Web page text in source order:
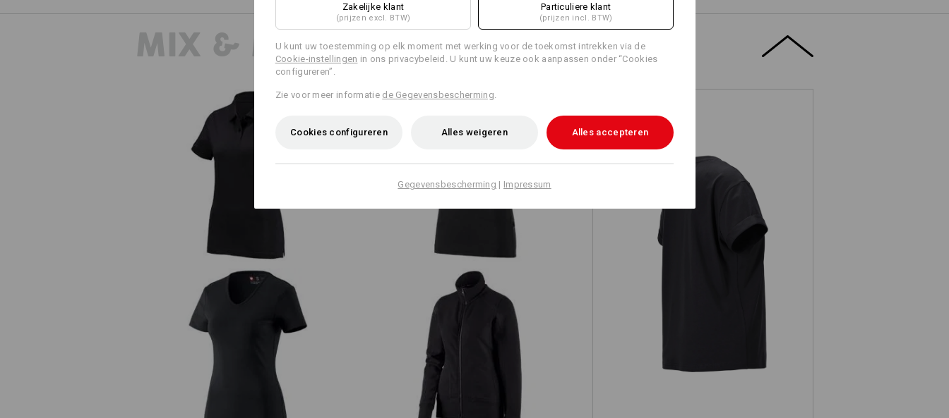
MIX & MATCH
e.s. T-Shirt cotton stretch rolled
e.s. T-Shirt cotton V-Neck, dames e.s. Sweatjack poly cotton, dames
Zakelijke klant
(prijzen excl. BTW)
Particuliere klant
(prijzen incl. BTW)
U kunt uw toestemming op elk moment met werking voor de toekomst intrekken via de
Cookie-instellingen in ons privacybeleid. U kunt uw keuze ook aanpassen onder “Cookies
configureren”.
Zie voor meer informatie de Gegevensbescherming
Cookies configureren Alles weigeren Alles accepteren
Gegevensbescherming | Impressum